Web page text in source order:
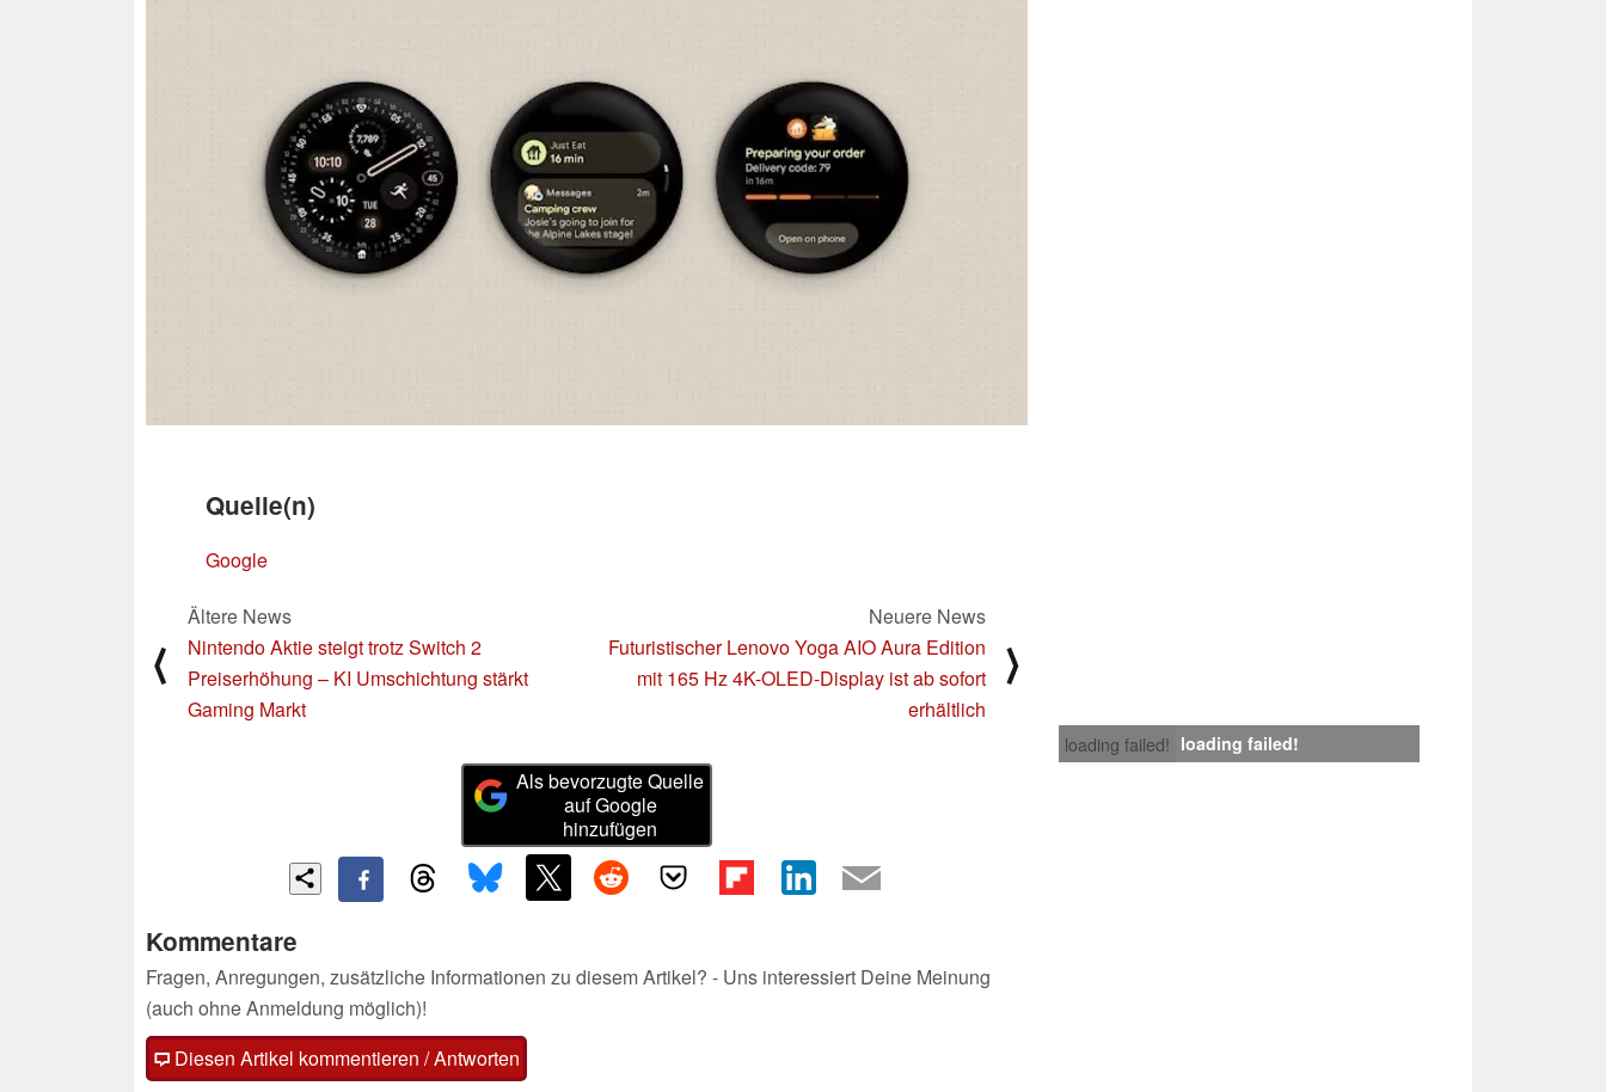
Quelle(n)
Google
⟨
Ältere News
Nintendo Aktie steigt trotz Switch 2
Preiserhöhung – KI Umschichtung stärkt
Gaming Markt
Neuere News
Futuristischer Lenovo Yoga AIO Aura Edition
mit 165 Hz 4K-OLED-Display ist ab sofort
erhältlich
⟩
loading failed! loading failed!
Als bevorzugte Quelle
auf Google
hinzufügen
Kommentare
Fragen, Anregungen, zusätzliche Informationen zu diesem Artikel? - Uns interessiert Deine Meinung
(auch ohne Anmeldung möglich)!
Diesen Artikel kommentieren / Antworten